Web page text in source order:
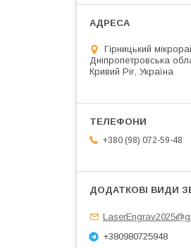
Гірницький
Дніпропетровська
Кривий Ріг, Україна
+380 (98) 072-59-48
+380980725948